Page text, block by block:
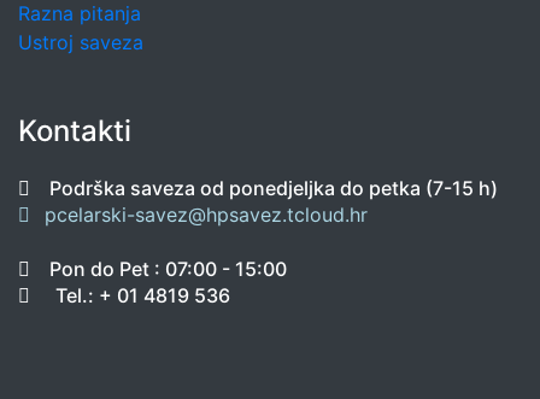
Razna pitanja
Ustroj saveza
Kontakti
Podrška saveza od ponedjeljka do petka (7-15 h)
pcelarski-savez@hpsavez.tcloud.hr
Pon do Pet : 07:00 - 15:00
Tel.: + 01 4819 536